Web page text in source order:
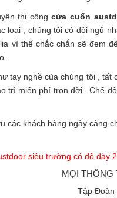
thi công cửa cuốn
loại , chúng tôi có đội ngũ
vì thế chắc chắn sẽ đem
.
tay nghề của chúng tôi ,
trì miến phí trọn đời . Chế
các khách hàng ngày càng
siêu trường có độ dày
MỌI THÔNG
Tập Đoàn